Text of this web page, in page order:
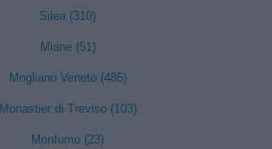
Silea (310)
Miane (51)
Mogliano Veneto (485)
Monastier di Treviso (103)
Monfumo (23)